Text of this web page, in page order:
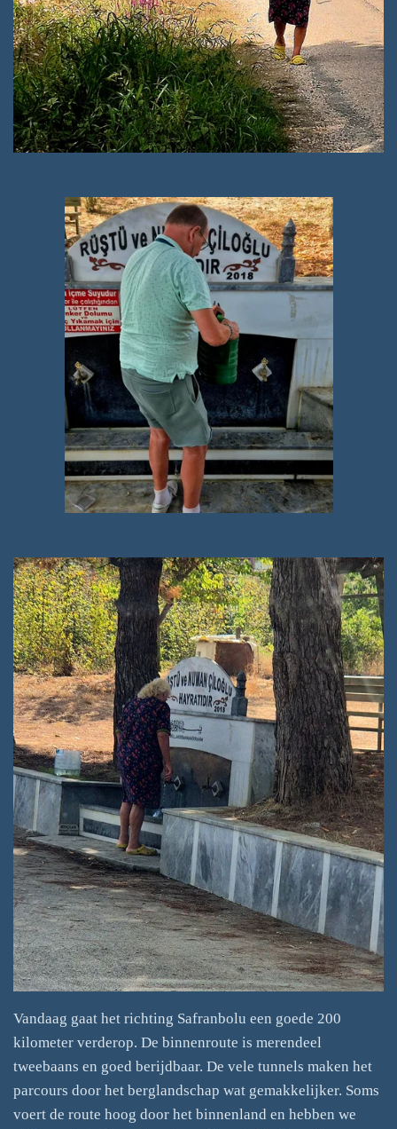
Vandaag gaat het richting Safranbolu een goede 200
kilometer verderop. De binnenroute is merendeel
tweebaans en goed berijdbaar. De vele tunnels maken het
parcours door het berglandschap wat gemakkelijker. Soms
voert de route hoog door het binnenland en hebben we